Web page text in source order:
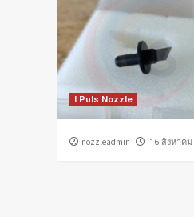
I Puls Nozzle
nozzleadmin 16 สิงหาคม